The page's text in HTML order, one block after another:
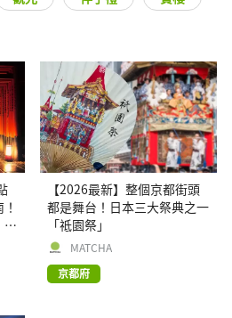
周
【2026最新】整個京都街頭
都是舞台！日本三大祭典之一
「祗園祭」
MATCHA
京都府